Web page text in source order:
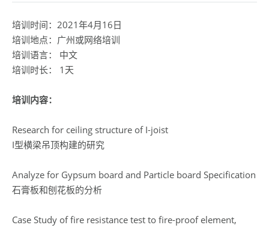
培训时间：2021年4月16日
培训地点：广州或网络培训
培训语言： 中文
培训时长： 1天
培训内容：
Research for ceiling structure of I-joist
I型横梁吊顶构建的研究
Analyze for Gypsum board and Particle board Specification
石膏板和刨花板的分析
Case Study of fire resistance test to fire-proof element,